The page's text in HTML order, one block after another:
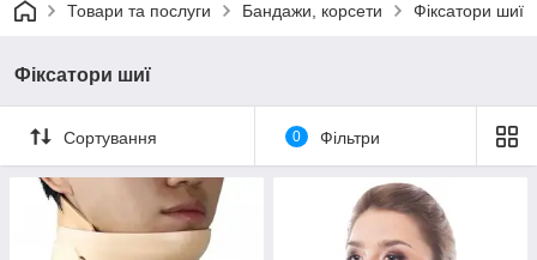
Товари та послуги Бандажи, корсети Фіксатори шиї
Фіксатори шиї
Сортування 0 Фільтри